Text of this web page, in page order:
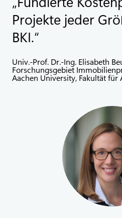
Projekte jeder
BKI.
Univ.-Prof. Dr.-Ing. Elisabeth
Forschungsgebiet
Aachen University, Fakultät für